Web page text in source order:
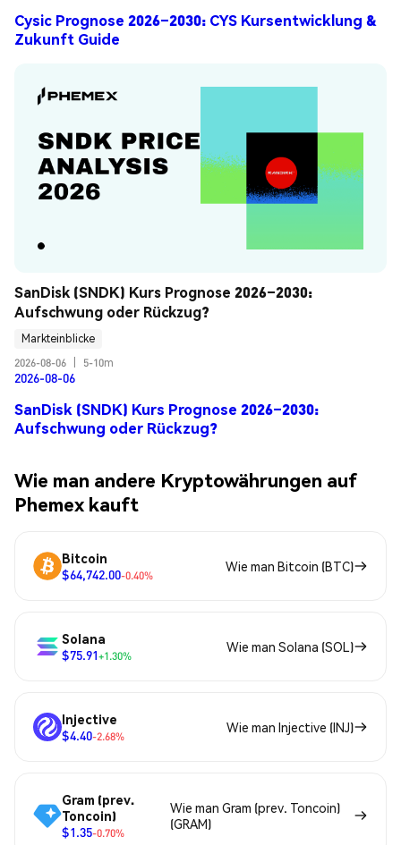
Cysic Prognose 2026–2030: CYS Kursentwicklung &
Zukunft Guide
SanDisk (SNDK) Kurs Prognose 2026–2030:
Aufschwung oder Rückzug?
Markteinblicke
2026-08-06
5-10m
2026-08-06
SanDisk (SNDK) Kurs Prognose 2026–2030:
Aufschwung oder Rückzug?
Wie man andere Kryptowährungen auf
Phemex kauft
Bitcoin
$64,742.00-0.40%
Wie man Bitcoin (BTC)
Solana
$75.91+1.30%
Wie man Solana (SOL)
Injective
$4.40-2.68%
Wie man Injective (INJ)
Gram (prev.
Toncoin)
$1.35-0.70%
Wie man Gram (prev. Toncoin)
(GRAM)